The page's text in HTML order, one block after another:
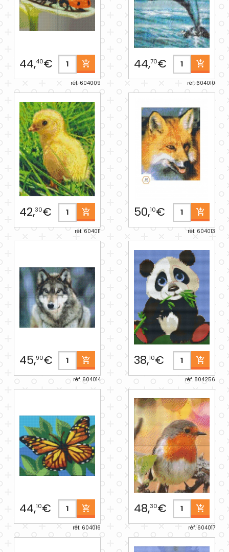
44,40€
réf. 604009
44,70€
réf. 604010
42,30€
réf. 604011
50,10€
réf. 604013
45,90€
réf. 604014
38,10€
réf. 804256
44,10€
réf. 604016
48,30€
réf. 604017